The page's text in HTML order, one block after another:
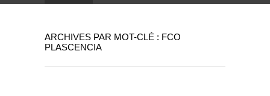
ARCHIVES PAR MOT-CLÉ : FCO
PLASCENCIA